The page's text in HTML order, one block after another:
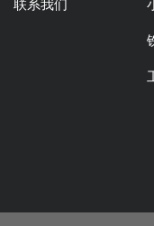
联系我们